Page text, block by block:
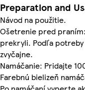
Preparation and
Návod na použitie.
Ošetrenie pred
prekryli. Podľa
zvyčajne.
Namáčanie: Pridajte
Farebnú bielizeň